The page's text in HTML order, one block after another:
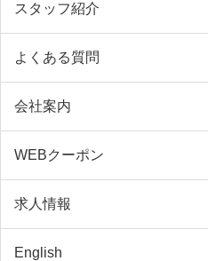
スタッフ紹介
よくある質問
会社案内
WEBクーポン
求人情報
English